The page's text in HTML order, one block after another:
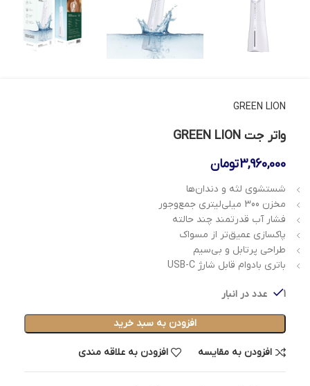
GREEN LION
واتر جت GREEN LION
3,960,000تومان
شستشوی لثه و دندان‌ها
مخزن 300 میلی‌لیتری جمع‌وجور
فشار آب قدرتمند چند حالته
پاکسازی عمیق‌تر از مسواک
طراحی پرتابل و بی‌سیم
باتری بادوام قابل شارژ USB-C
1 عدد در انبار
افزودن به سبد خرید
افزودن به مقایسه افزودن به علاقه مندی